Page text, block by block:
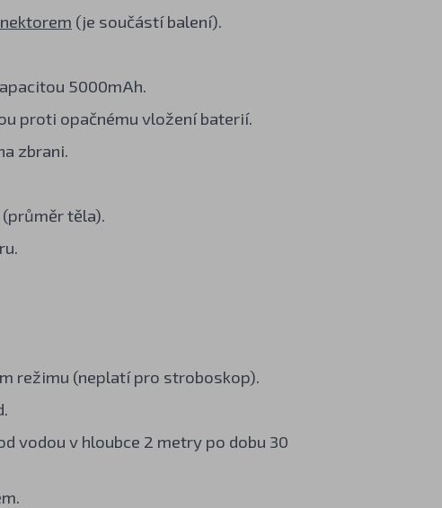
(je součástí balení).
5000mAh.
proti opačnému vložení baterií.
zbrani.
(průměr těla).
režimu (neplatí pro stroboskop).
vodou v hloubce 2 metry po dobu 30